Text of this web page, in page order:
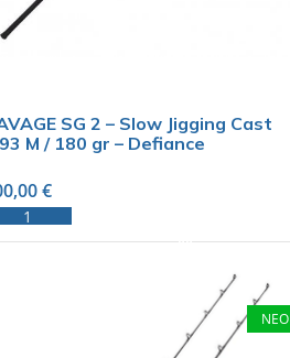
SG 2 – Slow Jigging Cast
M / 180 gr – Defiance
€
ΝΕΟ